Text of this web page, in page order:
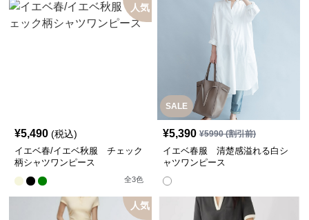
人気
¥5,490 (税込)
イエベ春/イエベ秋服 チェック
柄シャツワンピース
全3色
SALE
¥5,390 ¥5990(割引前)
イエベ春服 清楚感溢れる白シ
ャツワンピース
人気